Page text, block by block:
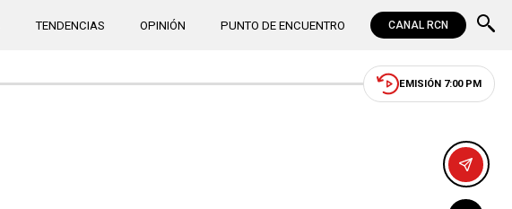
TENDENCIAS OPINIÓN PUNTO DE ENCUENTRO CANAL RCN
EMISIÓN 7:00 PM